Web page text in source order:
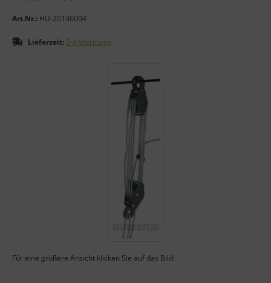
Art.Nr.: HU-20136004
Lieferzeit: 3-4 Werktage
Für eine größere Ansicht klicken Sie auf das Bild!